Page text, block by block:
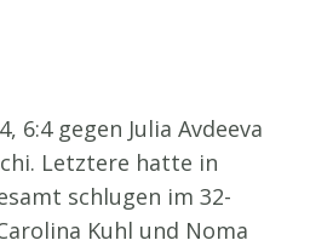
gegen Julia Avdeeva
Letztere hatte in
schlugen im 32-
Kuhl und Noma